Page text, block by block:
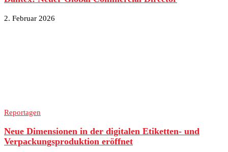
2. Februar 2026
Reportagen
Neue Dimensionen in der digitalen Etiketten- und
Verpackungsproduktion eröffnet